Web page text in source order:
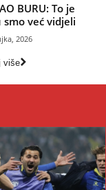
BURU: To je
već vidjeli
2026
više